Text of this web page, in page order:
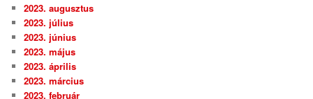
2023. augusztus
2023. július
2023. június
2023. május
2023. április
2023. március
2023. február